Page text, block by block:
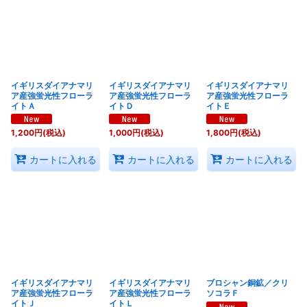
イギリスダイアナマリ
ア産強蛍光性フローラ
イトＡ
1,200円(税込)
カートに入れる
イギリスダイアナマリ
ア産強蛍光性フローラ
イトＤ
1,000円(税込)
カートに入れる
イギリスダイアナマリ
ア産強蛍光性フローラ
イトＥ
1,800円(税込)
カートに入れる
イギリスダイアナマリ
ア産強蛍光性フローラ
イトＪ
イギリスダイアナマリ
ア産強蛍光性フローラ
イトＬ
ブロシャン銅鉱／クリ
ソコラＦ